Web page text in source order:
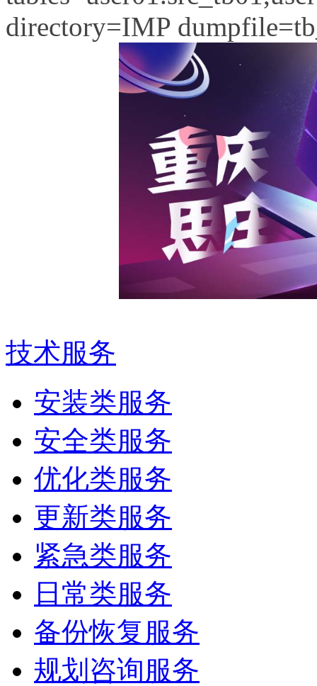
directory=IMP
技术服务
安装类服务
安全类服务
优化类服务
更新类服务
紧急类服务
日常类服务
备份恢复服务
规划咨询服务